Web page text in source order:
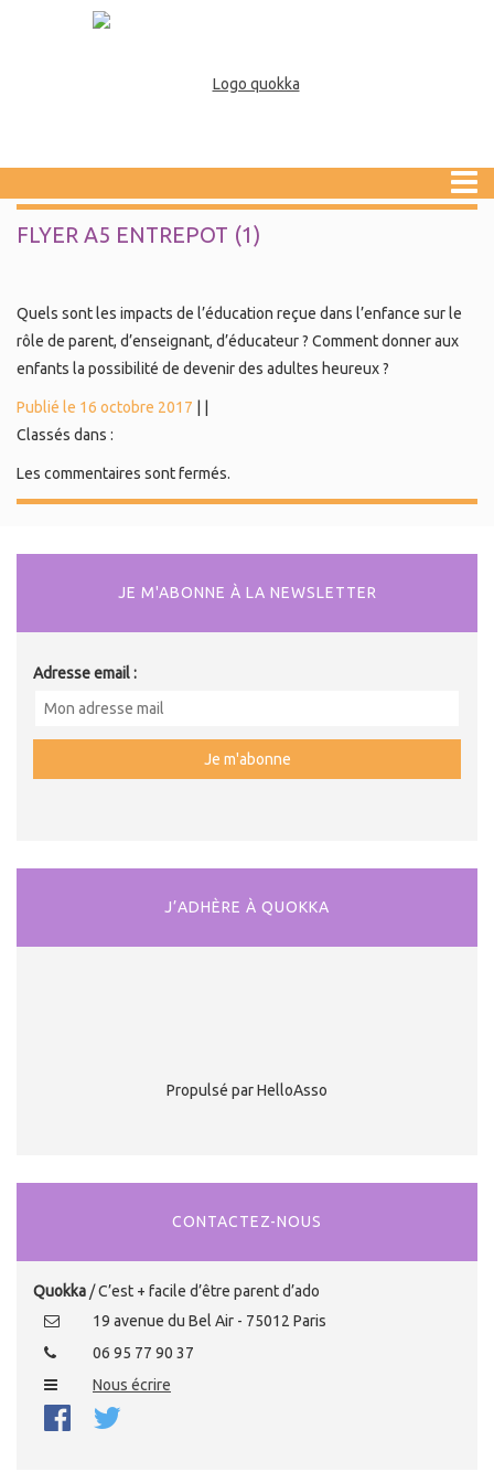
FLYER A5 ENTREPOT (1)
Quels sont les impacts de l’éducation reçue dans l’enfance sur le
rôle de parent, d’enseignant, d’éducateur ? Comment donner aux
enfants la possibilité de devenir des adultes heureux ?
Publié le 16 octobre 2017
Classés dans :
Les commentaires sont fermés.
JE M'ABONNE À LA NEWSLETTER
Adresse email :
J’ADHÈRE À QUOKKA
Propulsé par HelloAsso
CONTACTEZ-NOUS
Quokka/ C’est + facile d’être parent d’ado
19 avenue du Bel Air - 75012 Paris
06 95 77 90 37
Nous écrire